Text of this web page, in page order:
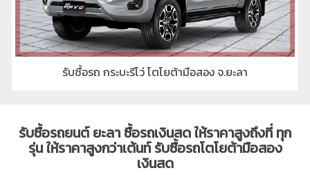
รับซื้อรถ กระบะรีโว่ โตโยต้ามือสอง จ.ยะลา
รับซื้อรถยนต์ ยะลา ซื้อรถเงินสด ให้ราคาสูงถึงที่ ทุก
รุ่น ให้ราคาสูงกว่าเต้นท์ รับซื้อรถโตโยต้ามือสอง
เงินสด